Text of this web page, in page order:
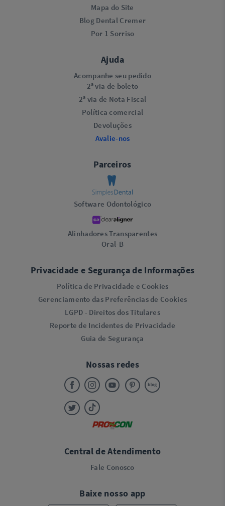
Mapa do Site
Blog Dental Cremer
Por 1 Sorriso
Ajuda
Acompanhe seu pedido
2ª via de boleto
2ª via de Nota Fiscal
Política comercial
Devoluções
Avalie-nos
Parceiros
Software Odontológico
Alinhadores Transparentes
Oral-B
Privacidade e Segurança de Informações
Política de Privacidade e Cookies
Gerenciamento das Preferências de Cookies
LGPD - Direitos dos Titulares
Reporte de Incidentes de Privacidade
Guia de Segurança
Nossas redes
Central de Atendimento
Fale Conosco
Baixe nosso app